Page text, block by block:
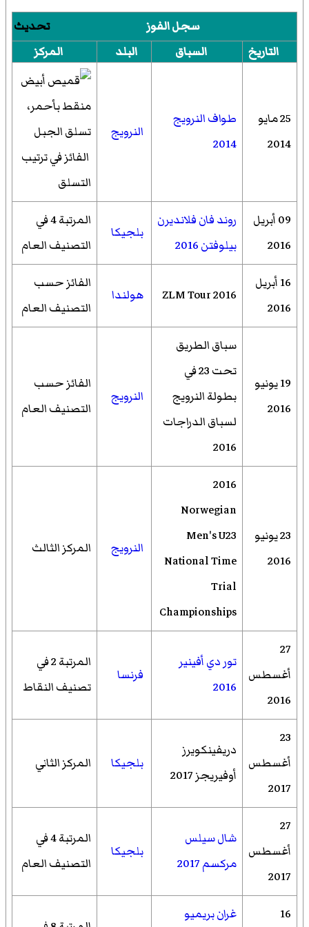
تحديث
سجل الفوز
التاريخ
السباق البلد المركز
25 مايو
2014
طواف النرويج
2014
النرويج
الفائز في ترتيب
التسلق
09 أبريل
2016
روند فان فلانديرن
بيلوفتن 2016
بلجيكا
المرتبة 4 في
التصنيف العام
16 أبريل
2016
2016 ZLM Tour هولندا
الفائز حسب
التصنيف العام
19 يونيو
2016
سباق الطريق
تحت 23 في
بطولة النرويج
لسباق الدراجات
2016
النرويج
الفائز حسب
التصنيف العام
23 يونيو
2016
2016
Norwegian
Men's U23
National Time
Trial
Championships
النرويج المركز الثالث
27
أغسطس
2016
تور دي أفينير
2016
فرنسا
المرتبة 2 في
تصنيف النقاط
23
أغسطس
2017
دريفينكويرز
أوفيريجز 2017
بلجيكا المركز الثاني
27
أغسطس
2017
شال سيلس
مركسم 2017
بلجيكا
المرتبة 4 في
التصنيف العام
16 غران بريميو